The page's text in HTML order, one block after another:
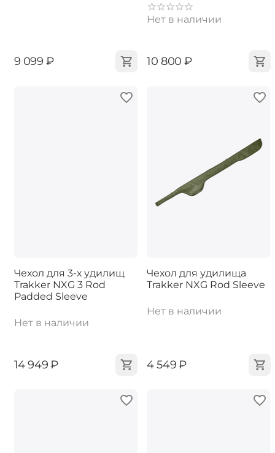
‍9 099‍ ₽
Нет в наличии
‍10 800‍ ₽
Чехол для 3-х удилищ
Trakker NXG 3 Rod
Padded Sleeve
Нет в наличии
‍14 949‍₽
Чехол для удилища
Trakker NXG Rod Sleeve
Нет в наличии
‍4 549‍₽